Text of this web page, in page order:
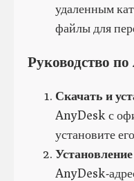
удаленным
файлы для
Руководство
Скачать и
AnyDesk с
установите
AnyDesk-